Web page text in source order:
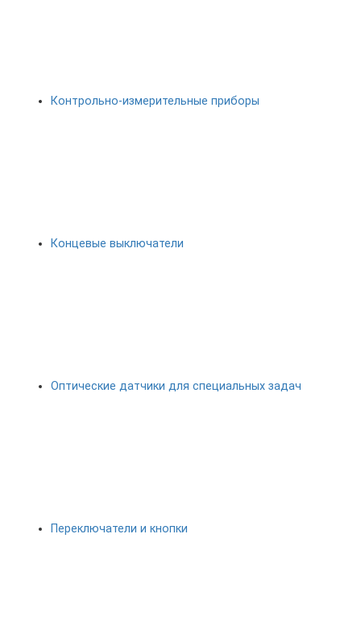
Контрольно-измерительные приборы
Концевые выключатели
Оптические датчики для специальных задач
Переключатели и кнопки